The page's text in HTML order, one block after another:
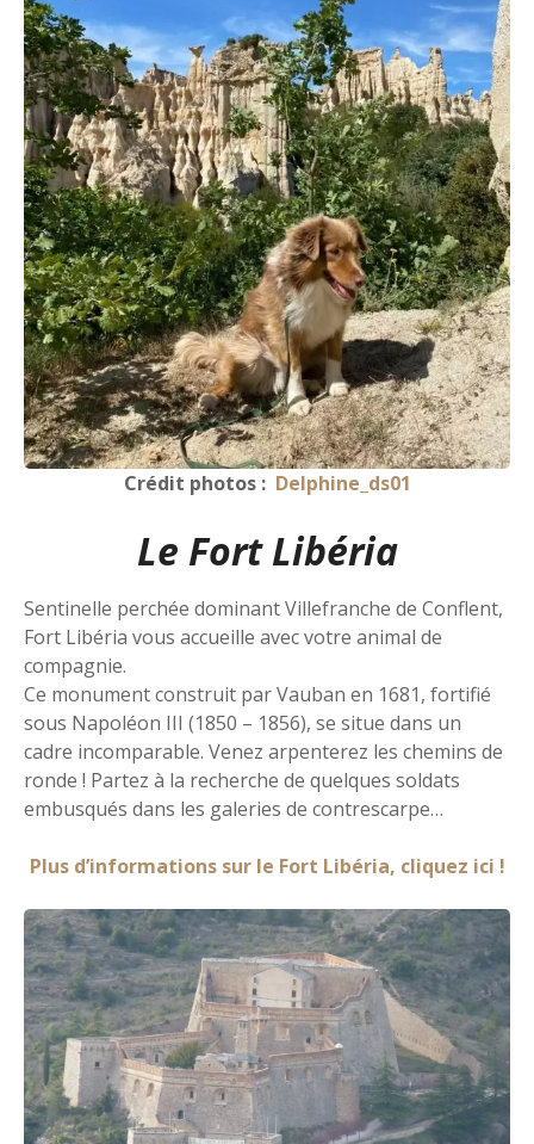
Crédit photos : Delphine_ds01
Le Fort Libéria
Sentinelle perchée dominant Villefranche de Conflent,
Fort Libéria vous accueille avec votre animal de
compagnie.
Ce monument construit par Vauban en 1681, fortifié
sous Napoléon III (1850 – 1856), se situe dans un
cadre incomparable. Venez arpenterez les chemins de
ronde ! Partez à la recherche de quelques soldats
embusqués dans les galeries de contrescarpe…
Plus d’informations sur le Fort Libéria, cliquez ici !